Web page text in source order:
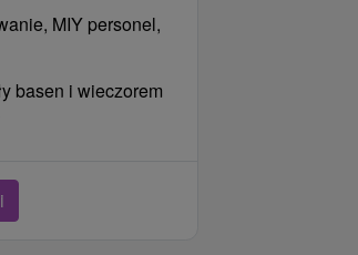
MIY personel,
basen i wieczorem